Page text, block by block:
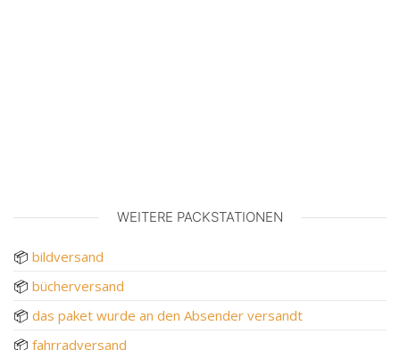
WEITERE PACKSTATIONEN
📦 bildversand
📦 bücherversand
📦 das paket wurde an den Absender versandt
📦 fahrradversand